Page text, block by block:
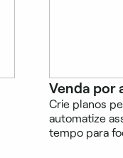
Venda por
Crie planos
automatize
tempo para